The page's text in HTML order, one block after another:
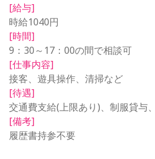
[給与]
時給1040円
[時間]
9：30～17：00の間で相談可
[仕事内容]
接客、遊具操作、清掃など
[待遇]
交通費支給(上限あり)、制服貸与
[備考]
履歴書持参不要